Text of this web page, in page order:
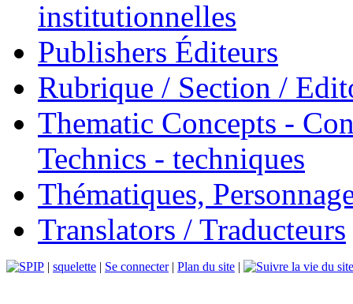
institutionnelles
Publishers Éditeurs
Rubrique / Section /
Thematic Concepts -
Technics - techniques
Thématiques,
Translators / Traducteurs
| squelette | Se connecter| Plan du site |